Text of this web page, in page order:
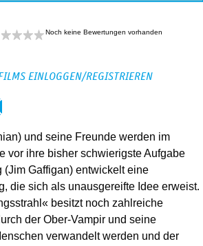
Noch keine Bewertungen vorhanden
EINLOGGEN/REGISTRIEREN
und seine Freunde werden im
vor ihre bisher schwierigste Aufgabe
(Jim Gaffigan) entwickelt eine
die sich als unausgereifte Idee erweist.
besitzt noch zahlreiche
der Ober-Vampir und seine
verwandelt werden und der